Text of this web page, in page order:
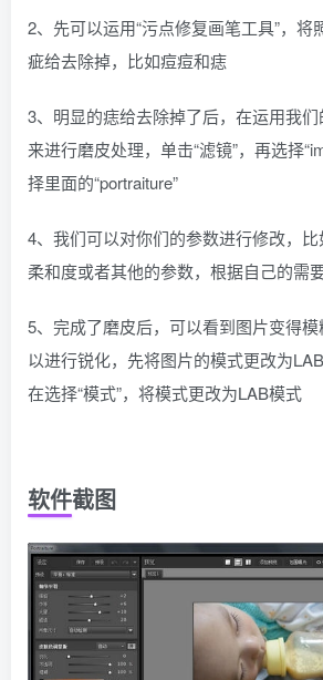
2、先可以运用“污点修复画笔工具”，将
疵给去除掉，比如痘痘和痣
3、明显的痣给去除掉了后，在运用我们
来进行磨皮处理，单击“滤镜”，再选择
择里面的“portraiture”
4、我们可以对你们的参数进行修改，比
柔和度或者其他的参数，根据自己的需
5、完成了磨皮后，可以看到图片变得
以进行锐化，先将图片的模式更改为LAB
在选择“模式”，将模式更改为LAB模式
软件截图